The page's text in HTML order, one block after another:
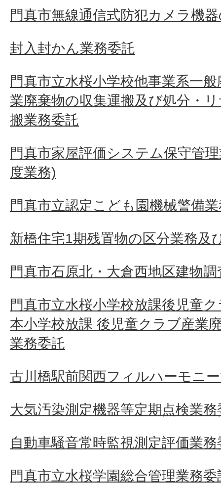
門真市無線通信式防犯カメラ機
封入封かん業務委託
門真市立水桜小学校他事業系一
業廃棄物の収集運搬及び処分・
搬業務委託
門真市家屋評価システム保守管
度業務)
門真市立認定こども園機械警備
新橋住宅1期残置物の区分業務及
門真市石原北・大倉西地区建物
門真市立水桜小学校放課後児童
本小学校放課 後児童クラブ産業
業務委託
古川橋駅前関西フィルハーモニ
大気汚染測定機器等定期点検業務
自動車騒音常時監視測定評価業務
門真市立水桜学園総合管理業務委